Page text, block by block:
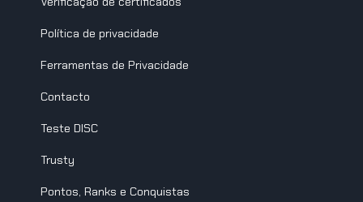
Política de privacidade
Ferramentas de Privacidade
Contacto
Teste DISC
Trusty
Pontos, Ranks e Conquistas